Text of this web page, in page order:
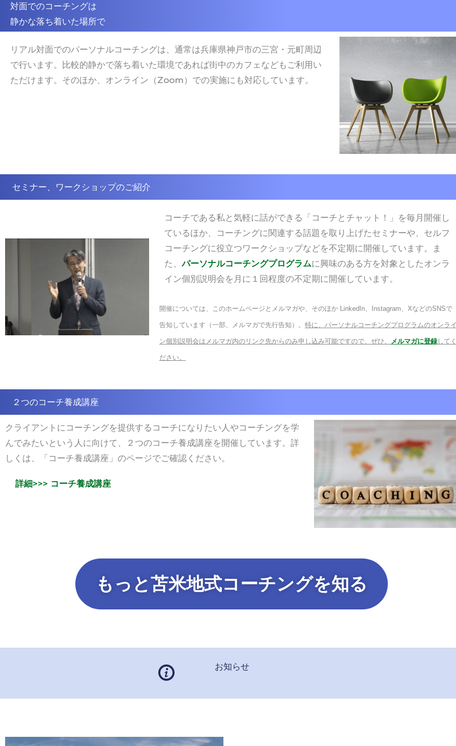
対面でのコーチングは
静かな落ち着いた場所で
リアル対面でのパーソナルコーチングは、通常は兵庫県神戸市の三宮・元町周辺
で行います。比較的静かで落ち着いた環境であれば街中のカフェなどもご利用い
ただけます。そのほか、オンライン（ Zoom ）での実施にも対応しています。
セミナー、ワークショップのご紹介
コーチである私と気軽に話ができる「コーチとチャット！」を毎月開催し
ているほか、コーチングに関連する話題を取り上げたセミナーや、セルフ
コーチングに役立つワークショップなどを不定期に開催しています。ま
た、パーソナルコーチングプログラムに興味のある方を対象としたオンラ
イン個別説明会を月に１回程度の不定期に開催しています。
開催については、このホームページとメルマガや、そのほか LinkedIn、 Instagram XなどのSNSで
告知しています（一部、メルマガで先行告知）。 特に、パーソナルコーチングプログラムのオンラ
ン個別説明会はメルマガ内のリンク先からのみ申し込み可能ですので、ぜひ、 メルマガに登録して
ださい。
２つのコーチ養成講座
クライアントにコーチングを提供するコーチになりたい人やコーチングを学
んでみたいという人に向けて、２つのコーチ養成講座を開催しています。詳
しくは、「コーチ養成講座」のページでご確認ください。
詳細>>> コーチ養成講座
もっと苫米地式コーチングを知る
お知らせ